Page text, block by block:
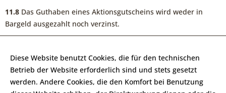
11.8 Das Guthaben eines Aktionsgutscheins wird weder in
Bargeld ausgezahlt noch verzinst.
Kunde die mit dem Aktionsgutschein ganz oder teilweise
bezahlte Ware im Rahmen seines gesetzlichen Widerrufsrechts
zurückgibt.
Diese Website benutzt Cookies, die für den technischen
Betrieb der Website erforderlich sind und stets gesetzt
werden. Andere Cookies, die den Komfort bei Benutzung